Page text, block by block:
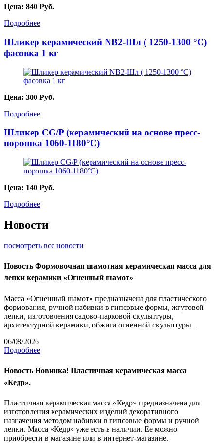
Цена: 840 Руб.
Подробнее
Шликер керамический NB2-Шл ( 1250-1300 °C)
фасовка 1 кг
Цена: 300 Руб.
Подробнее
Шликер CG/P (керамический на основе пресс-
порошка 1060-1180°С)
Цена: 140 Руб.
Подробнее
Новости
посмотреть все новости
Новость Формовочная шамотная керамическая масса для
лепки керамики «Огненный шамот»
Масса «Огненный шамот» предназначена для пластического
формования, ручной набивки в гипсовые формы, жгутовой
лепки, изготовления садово-парковой скульптуры,
архитектурной керамики, обжига огненной скульптуры...
06/08/2026
Подробнее
Новость Новинка! Пластичная керамическая масса
«Кедр».
Пластичная керамическая масса «Кедр» предназначена для
изготовления керамических изделий декоративного
назначения методом набивки в гипсовые формы и ручной
лепки. Масса «Кедр» уже есть в наличии. Ее можно
приобрести в магазине или в интернет-магазине.